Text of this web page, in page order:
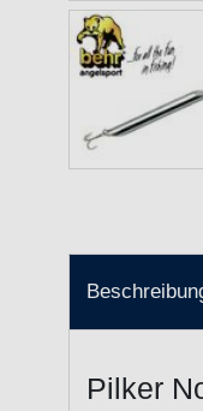
Pilker